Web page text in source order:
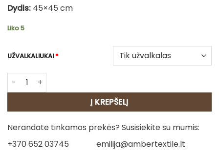
Dydis: 45×45 cm
Liko 5
UŽVALKALIUKAI*
produkto kiekis: Dvipusė gobeleno pagalvėlė -
Į KREPŠELĮ
Nerandate tinkamos prekės? Susisiekite su mumis:
+370 652 03745
emilija@ambertextile.lt